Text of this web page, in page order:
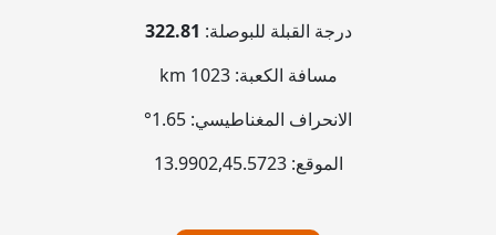
درجة القبلة للبوصلة: 322.81
مسافة الكعبة:1023 km
الانحراف المغناطيسي: 1.65°
الموقع:
13.9902,45.5723